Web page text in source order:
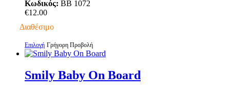
επιλογές
μπορούν
επιλεγούν
στη
σελίδα
του
προϊόντος
Κωδικός: BB 1072
€12.00
Διαθέσιμο
Επιλογή Αυτό
το
έχει
πολλαπλές
Γρήγορη Προβολή
Smily Baby On Board